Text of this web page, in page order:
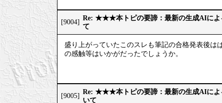
[9004]
Re: ★★★本トピの要諦：最新の生成AIによ
て
盛り上がっていたこのスレも筆記の合格発表後
の感触等はいかがだったでしょうか。
[9005]
Re: ★★★本トピの要諦：最新の生成AIによ
いて